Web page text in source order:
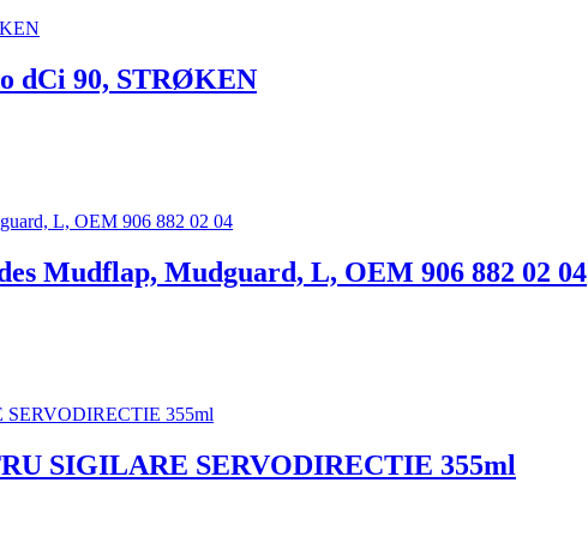
dCi 90, STRØKEN
Mudflap, Mudguard, L, OEM 906 882 02 04
SIGILARE SERVODIRECTIE 355ml